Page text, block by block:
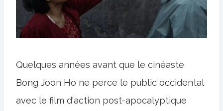
Quelques années avant que le cinéaste
Bong Joon Ho ne perce le public occidental
avec le film d'action post-apocalyptique